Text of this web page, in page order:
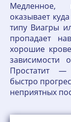
Медленное,
оказывает
типу Виагры
пропадает
хорошие
зависимости
Простатит —
быстро
неприятных